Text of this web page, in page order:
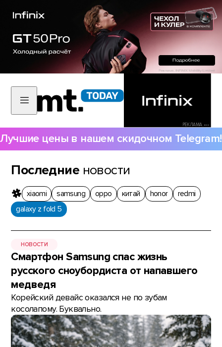
РЕКЛАМА •••
Лучшие цены в нашем скидочном Telegram!
Последние новости
xiaomi samsung oppo китай honor
redmi
galaxy z fold 5
НОВОСТИ
Смартфон Samsung спас жизнь
русского сноубордиста от напавшего
медведя
Корейский девайс оказался не по зубам
косолапому. Буквально.